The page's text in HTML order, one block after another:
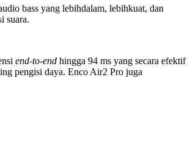
bass yang lebihdalam, lebihkuat, dan
suara.
end-to-end hingga 94 ms yang secara efektif
pengisi daya. Enco Air2 Pro juga